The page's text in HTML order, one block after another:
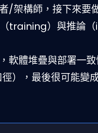
/架構師，接下來要
training）與推論
軟體堆疊與部署一
），最後很可能變